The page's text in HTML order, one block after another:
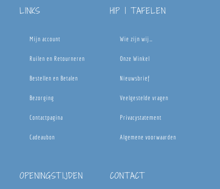
LINKS
Mijn account
Ruilen en Retourneren
Bestellen en Betalen
Bezorging
Contactpagina
Cadeaubon
HIP | TAFELEN
Wie zijn wij…
Onze Winkel
Nieuwsbrief
Veelgestelde vragen
Privacystatement
Algemene voorwaarden
OPENINGSTIJDEN CONTACT